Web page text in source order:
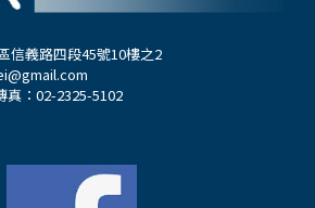
信義路四段45號10樓之2
真：02-2325-5102